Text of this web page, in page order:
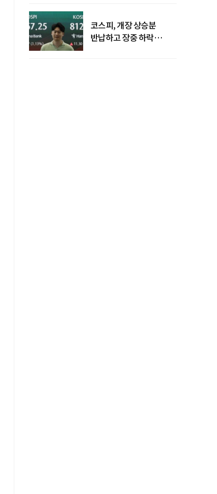
코스피, 개장 상승분
반납하고 장중 하락